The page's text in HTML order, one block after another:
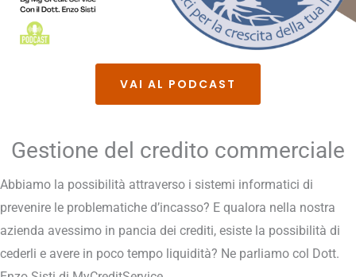
VAI AL PODCAST
Gestione del credito commerciale
Abbiamo la possibilità attraverso i sistemi informatici di
prevenire le problematiche d’incasso? E qualora nella nostra
azienda avessimo in pancia dei crediti, esiste la possibilità di
cederli e avere in poco tempo liquidità? Ne parliamo col Dott.